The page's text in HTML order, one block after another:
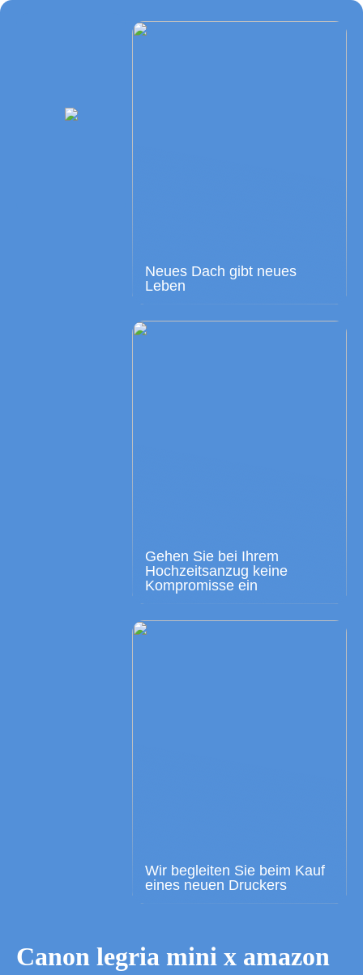
Neues Dach gibt neues
Leben
Gehen Sie bei Ihrem
Hochzeitsanzug keine
Kompromisse ein
Wir begleiten Sie beim Kauf
eines neuen Druckers
Canon legria mini x amazon